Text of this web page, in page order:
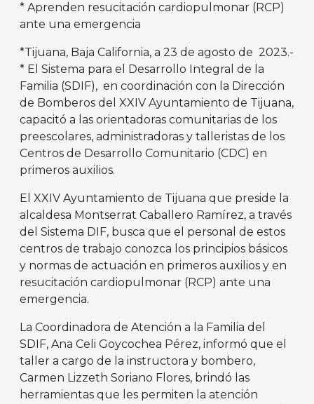
* Aprenden resucitación cardiopulmonar (RCP)
ante una emergencia
*Tijuana, Baja California, a 23 de agosto de 2023.-
* El Sistema para el Desarrollo Integral de la
Familia (SDIF), en coordinación con la Dirección
de Bomberos del XXIV Ayuntamiento de Tijuana,
capacitó a las orientadoras comunitarias de los
preescolares, administradoras y talleristas de los
Centros de Desarrollo Comunitario (CDC) en
primeros auxilios.
El XXIV Ayuntamiento de Tijuana que preside la
alcaldesa Montserrat Caballero Ramírez, a través
del Sistema DIF, busca que el personal de estos
centros de trabajo conozca los principios básicos
y normas de actuación en primeros auxilios y en
resucitación cardiopulmonar (RCP) ante una
emergencia.
La Coordinadora de Atención a la Familia del
SDIF, Ana Celi Goycochea Pérez, informó que el
taller a cargo de la instructora y bombero,
Carmen Lizzeth Soriano Flores, brindó las
herramientas que les permiten la atención